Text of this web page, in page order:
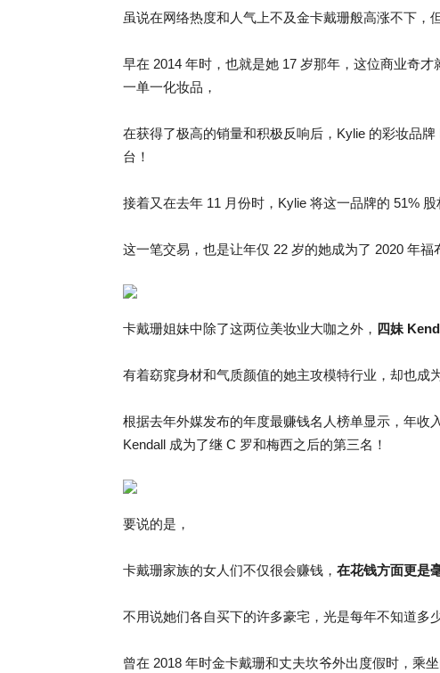
虽说在网络热度和人气上不及金卡戴珊般高涨不下，
早在 2014 年时，也就是她 17 岁那年，这位商业奇
一单一化妆品，
在获得了极高的销量和积极反响后，Kylie 的彩妆品
台！
接着又在去年 11 月份时，Kylie 将这一品牌的 51%
这一笔交易，也是让年仅 22 岁的她成为了 2020 年
卡戴珊姐妹中除了这两位美妆业大咖之外， 四妹
有着窈窕身材和气质颜值的她主攻模特行业，却也成
根据去年外媒发布的年度最赚钱名人榜单显示，年收
Kendall 成为了继 C 罗和梅西之后的第三名！
要说的是，
卡戴珊家族的女人们不仅很会赚钱， 在花钱方面更是
不用说她们各自买下的许多豪宅，光是每年不知道
曾在 2018 年时金卡戴珊和丈夫坎爷外出度假时，乘